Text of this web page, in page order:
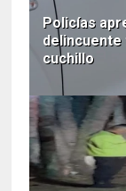
Policías
cuchillo